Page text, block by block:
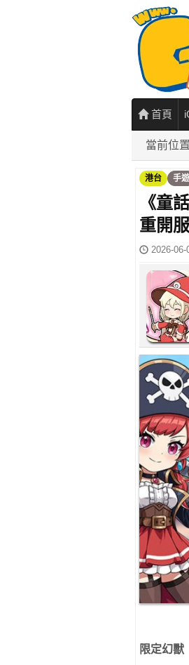
首頁
當前位置
港台 手遊
《童
重開
2026-06-
限定幻獸